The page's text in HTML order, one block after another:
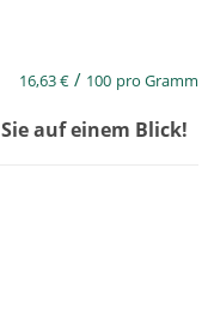
16,63€ / 100 pro Gramm
auf einem Blick!